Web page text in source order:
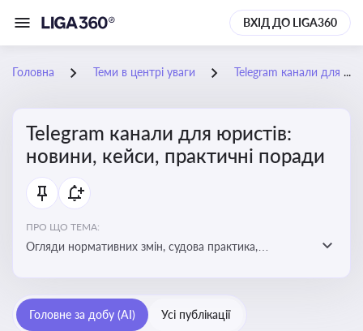
ВХІД ДО LIGA360
Головна Теми в центрі уваги Telegram канали для юристів: новини, кейси, практичні поради
Telegram канали для юристів:
новини, кейси, практичні поради
ПРО ЩО ТЕМА:
Огляди нормативних змін, судова практика,
каналах
Головне за добу (AI) Усі публікації